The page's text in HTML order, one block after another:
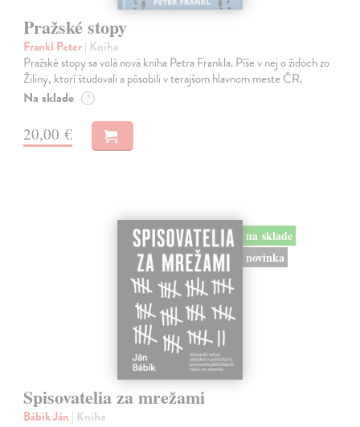
Pražské stopy
Frankl Peter| Kniha
Pražské stopy sa volá nová kniha Petra Frankla. Píše v nej o židoch zo
Žiliny, ktorí študovali a pôsobili v terajšom hlavnom meste ČR.
Na sklade ?
20,00 €
na sklade
novinka
Spisovatelia za mrežami
Bábik Ján | Kniha